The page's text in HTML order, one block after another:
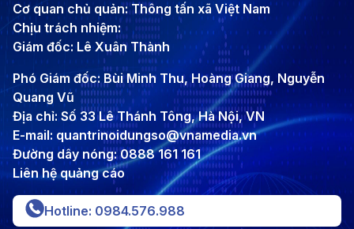
Cơ quan chủ quản: Thông tấn xã Việt Nam
Chịu trách nhiệm:
Giám đốc: Lê Xuân Thành
Phó Giám đốc: Bùi Minh Thu, Hoàng Giang, Nguyễn
Quang Vũ
Địa chỉ: Số 33 Lê Thánh Tông, Hà Nội, VN
E-mail: quantrinoidungso@vnamedia.vn
Đường dây nóng: 0888 161 161
Liên hệ quảng cáo
Hotline: 0984.576.988